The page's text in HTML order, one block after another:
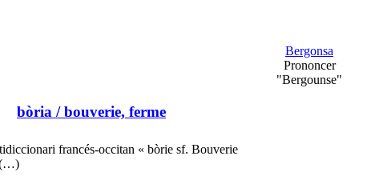
bòria / bouverie, ferme
francés-occitan « bòrie sf. Bouverie
(…)
Bergonsa
Prononcer
"Bergounse"